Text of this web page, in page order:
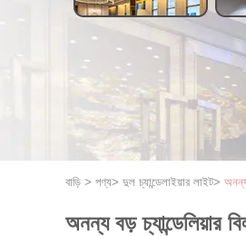
বাড়ি > পণ্য> দুল চ্যান্ডেলাইয়ার লাইট> অনন্য
অনন্য বড় চ্যান্ডেলিয়ার